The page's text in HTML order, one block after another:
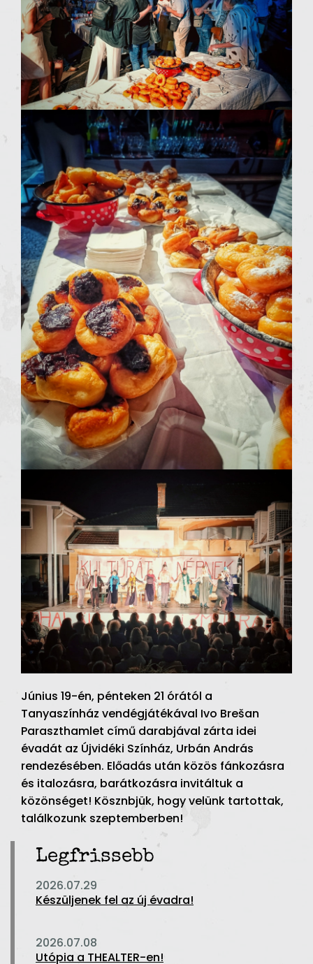
Június 19-én, pénteken 21 órától a
Tanyaszínház vendégjátékával Ivo Brešan
Paraszthamlet című darabjával zárta idei
évadát az Újvidéki Színház, Urbán András
rendezésében. Előadás után közös fánkozásra
és italozásra, barátkozásra invitáltuk a
közönséget! Kösznbjük, hogy velünk tartottak,
találkozunk szeptemberben!
Legfrissebb
2026.07.29
Készüljenek fel az új évadra!
2026.07.08
Utópia a THEALTER-en!